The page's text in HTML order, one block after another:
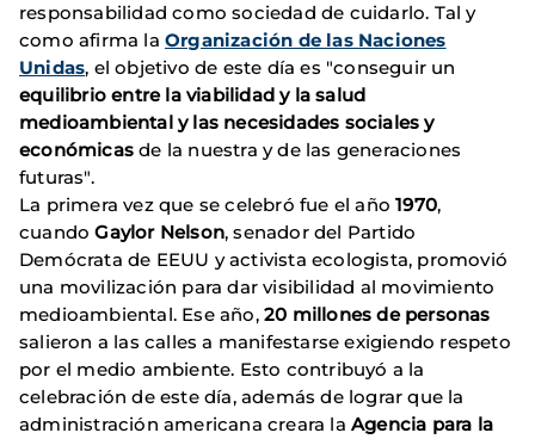
responsabilidad como sociedad de cuidarlo. Tal y
como afirma la Organización de las Naciones
Unidas, el objetivo de este día es "conseguir un
equilibrio entre la viabilidad y la salud
medioambiental y las necesidades sociales y
económicas de la nuestra y de las generaciones
futuras".
La primera vez que se celebró fue el año1970,
cuandoGaylor Nelson, senador del Partido
Demócrata de EEUU y activista ecologista, promovió
una movilización para dar visibilidad al movimiento
medioambiental. Ese año, 20 millones de personas
salieron a las calles a manifestarse exigiendo respeto
por el medio ambiente. Esto contribuyó a la
celebración de este día, además de lograr que la
administración americana creara la Agencia para la